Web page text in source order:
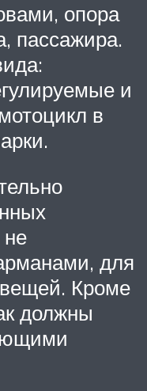
опора
пассажира.
и
в
для
Кроме
должны